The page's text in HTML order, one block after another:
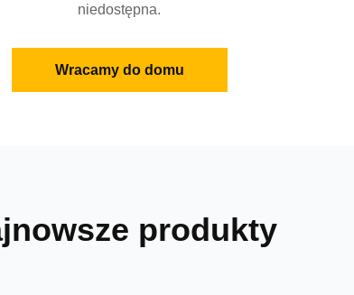
niedostępna.
Wracamy do domu
produkty